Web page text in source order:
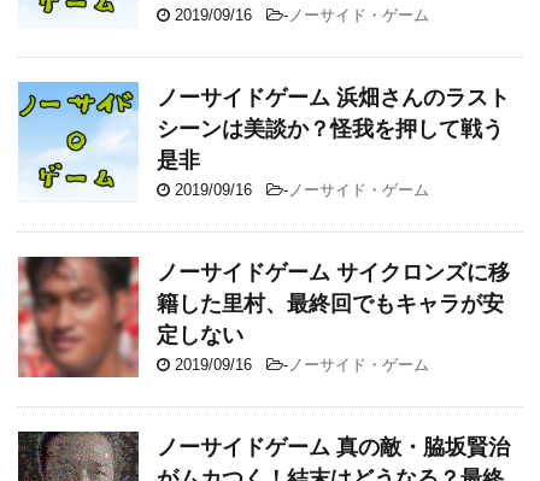
2019/09/16 - ノーサイド・ゲーム
ノーサイドゲーム 浜畑さんのラスト
シーンは美談か？怪我を押して戦う
是非
2019/09/16 - ノーサイド・ゲーム
ノーサイドゲーム サイクロンズに移
籍した里村、最終回でもキャラが安
定しない
2019/09/16 - ノーサイド・ゲーム
ノーサイドゲーム 真の敵・脇坂賢治